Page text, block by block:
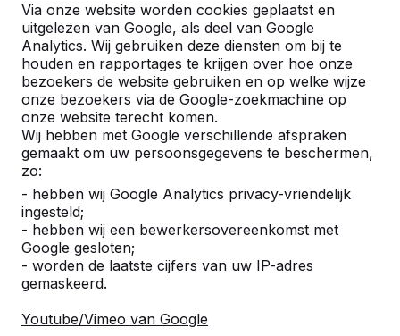
Via onze website worden cookies geplaatst en
uitgelezen van Google, als deel van Google
Analytics. Wij gebruiken deze diensten om bij te
houden en rapportages te krijgen over hoe onze
bezoekers de website gebruiken en op welke wijze
onze bezoekers via de Google-zoekmachine op
onze website terecht komen.
Wij hebben met Google verschillende afspraken
gemaakt om uw persoonsgegevens te beschermen,
zo:
- hebben wij Google Analytics privacy-vriendelijk
ingesteld;
- hebben wij een bewerkersovereenkomst met
Google gesloten;
- worden de laatste cijfers van uw IP-adres
gemaskeerd.
Youtube/Vimeo van Google
Referenties
U vindt onze producten in heel Europa en
zelfs daarbuiten. Bekijk hier waar bij u in de
buurt al een HeBlad product staat.
Product
Categorie
Alles weergeven
Zoek op plaats of postcode